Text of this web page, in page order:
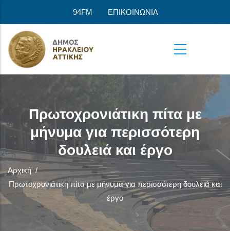
94FM ΕΠΙΚΟΙΝΩΝΙΑ
Πρωτοχρονιάτικη πίτα με
μήνυμα για περισσότερη
δουλειά και έργο
Αρχική /
Πρωτοχρονιάτικη πίτα με μήνυμα για περισσότερη δουλειά και
έργο